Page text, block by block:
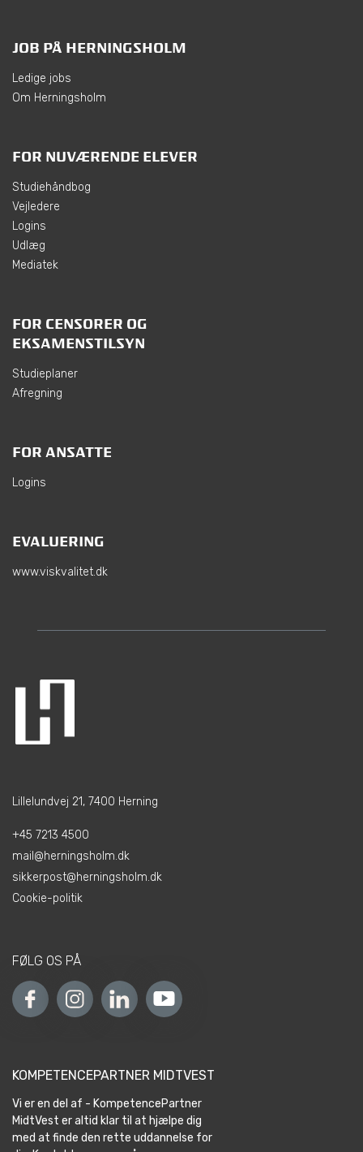
JOB PÅ HERNINGSHOLM
Ledige jobs
Om Herningsholm
FOR NUVÆRENDE ELEVER
Studiehåndbog
Vejledere
Logins
Udlæg
Mediatek
FOR CENSORER OG
EKSAMENSTILSYN
Studieplaner
Afregning
FOR ANSATTE
Logins
EVALUERING
www.viskvalitet.dk
Lillelundvej 21, 7400 Herning
+45 7213 4500
mail@herningsholm.dk
sikkerpost@herningsholm.dk
Cookie-politik
FØLG OS PÅ
KOMPETENCEPARTNER MIDTVEST
Vi er en del af - KompetencePartner
MidtVest er altid klar til at hjælpe dig
med at finde den rette uddannelse for